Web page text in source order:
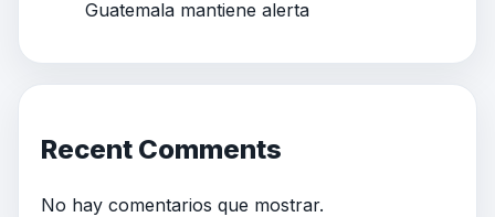
Guatemala mantiene alerta
Recent Comments
No hay comentarios que mostrar.